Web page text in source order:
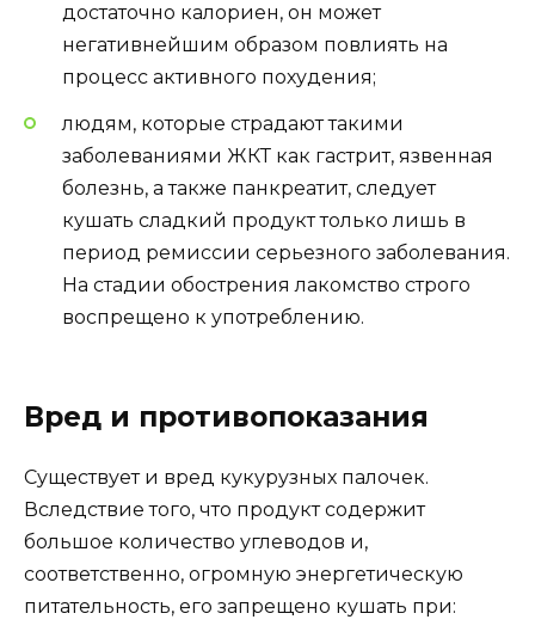
достаточно калориен, он может
негативнейшим образом повлиять на
процесс активного похудения;
людям, которые страдают такими
заболеваниями ЖКТ как гастрит, язвенная
болезнь, а также панкреатит, следует
кушать сладкий продукт только лишь в
период ремиссии серьезного заболевания.
На стадии обострения лакомство строго
воспрещено к употреблению.
Вред и противопоказания
Существует и вред кукурузных палочек.
Вследствие того, что продукт содержит
большое количество углеводов и,
соответственно, огромную энергетическую
питательность, его запрещено кушать при: